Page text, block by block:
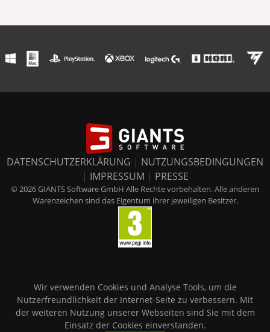
DATENSCHUTZERKLÄRUNG | NUTZUNGSBEDINGUNGEN
| IMPRESSUM | PRESSE
© 2026 GIANTS Software GmbH Alle Rechte vorbehalten. Alle anderen
Warenzeichen sind das Eigentum ihrer jeweiligen Besitzer.
Wir verwenden Cookies und Analyse Tools, um die
Nutzerfreundlichkeit der Internet-Seite zu verbessern. Mit
der weiteren Nutzung unserer Webseiten sind Sie mit dem
Einsatz der Cookies einverstanden.